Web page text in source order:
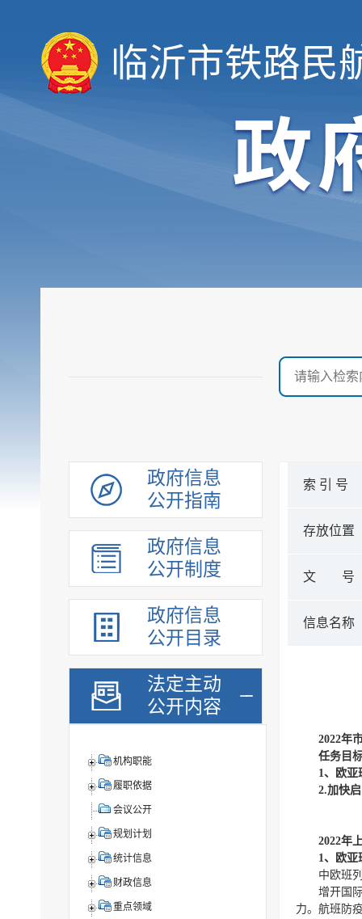
临沂市铁路民
政府信息
公开指南
政府信息
公开制度
政府信息
公开目录
法定主动
公开内容
机构职能
履职依据
会议公开
规划计划
统计信息
财政信息
重点领域
索 引 号
存放位置
文 号
信息名称
2022年
任务目
1、欧亚
2.加快
2022年
1、欧亚
中欧班
增开国
力。航班防